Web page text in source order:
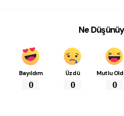
Ne
Bayıldım
0
Üzdü
0
Mutlu
0